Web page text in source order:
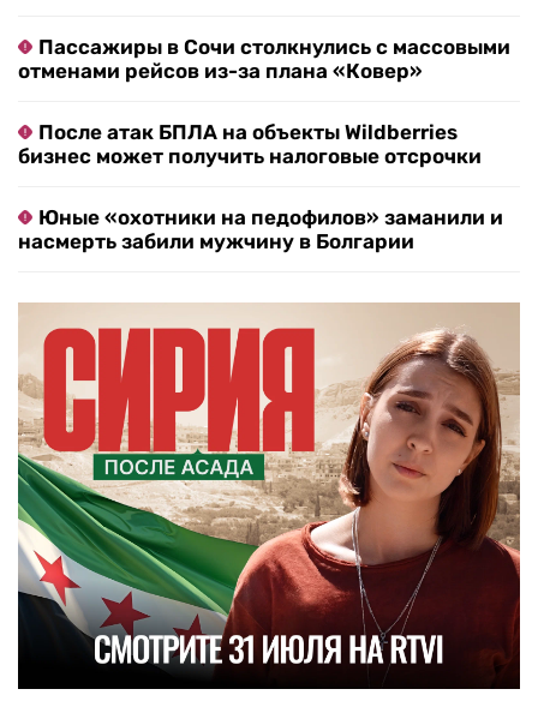
Пассажиры в Сочи столкнулись с массовыми
отменами рейсов из-за плана «Ковер»
После атак БПЛА на объекты Wildberries
бизнес может получить налоговые отсрочки
Юные «охотники на педофилов» заманили и
насмерть забили мужчину в Болгарии